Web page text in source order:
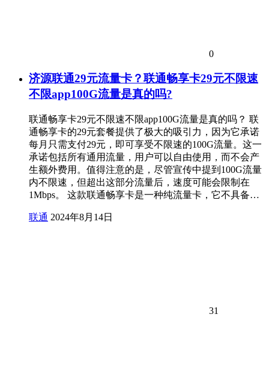
0
济源联通29元流量卡？联通畅享卡29元不限速
不限app100G流量是真的吗?
联通畅享卡29元不限速不限app100G流量是真的吗？ 联
通畅享卡的29元套餐提供了极大的吸引力，因为它承诺
每月只需支付29元，即可享受不限速的100G流量。这一
承诺包括所有通用流量，用户可以自由使用，而不会产
生额外费用。值得注意的是，尽管宣传中提到100G流量
内不限速，但超出这部分流量后，速度可能会限制在
1Mbps。 这款联通畅享卡是一种纯流量卡，它不具备…
联通 2024年8月14日
31